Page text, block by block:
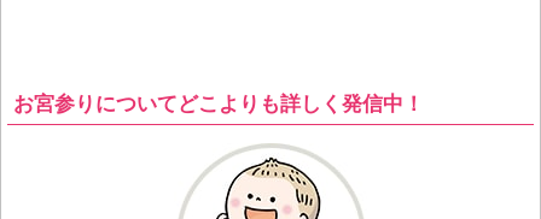
お宮参りについてどこよりも詳しく発信中！